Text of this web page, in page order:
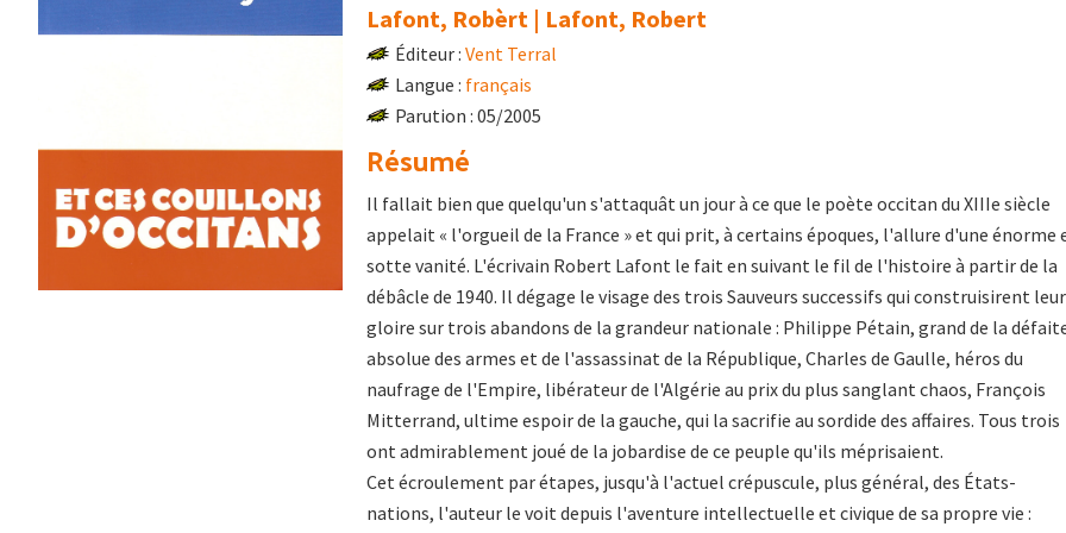
Lafont, Robèrt | Lafont, Robert
Éditeur : Vent Terral
Langue : français
Parution : 05/2005
Résumé
Il fallait bien que quelqu'un s'attaquât un jour à ce que le poète occitan du XIIIe siècle
appelait « l'orgueil de la France » et qui prit, à certains époques, l'allure d'une énorme
sotte vanité. L'écrivain Robert Lafont le fait en suivant le fil de l'histoire à partir de la
débâcle de 1940. Il dégage le visage des trois Sauveurs successifs qui construisirent leur
gloire sur trois abandons de la grandeur nationale : Philippe Pétain, grand de la
absolue des armes et de l'assassinat de la République, Charles de Gaulle, héros du
naufrage de l'Empire, libérateur de l'Algérie au prix du plus sanglant chaos, François
Mitterrand, ultime espoir de la gauche, qui la sacrifie au sordide des affaires. Tous trois
ont admirablement joué de la jobardise de ce peuple qu'ils méprisaient.
Cet écroulement par étapes, jusqu'à l'actuel crépuscule, plus général, des États-
nations, l'auteur le voit depuis l'aventure intellectuelle et civique de sa propre vie :